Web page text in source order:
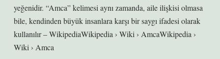
yeğenidir. “Amca” kelimesi aynı zamanda, aile ilişkisi olmasa
bile, kendinden büyük insanlara karşı bir saygı ifadesi olarak
kullanılır – WikipediaWikipedia › Wiki › AmcaWikipedia ›
Wiki › Amca